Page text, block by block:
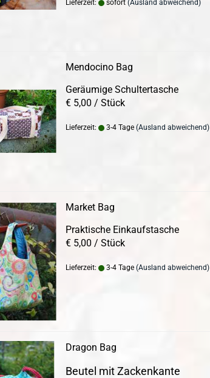
Lieferzeit: sofort (Ausland abweichend)
Mendocino Bag
Geräumige Schultertasche
€ 5,00 / Stück
Lieferzeit: 3-4 Tage (Ausland abweichend)
Market Bag
Praktische Einkaufstasche
€ 5,00 / Stück
Lieferzeit: 3-4 Tage (Ausland abweichend)
Dragon Bag
Beutel mit Zackenkante